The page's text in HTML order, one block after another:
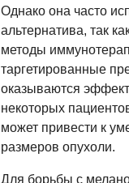
Однако она часто
альтернатива, так
методы
таргетированные
оказываются
некоторых
может привести к
размеров опухоли.
Для борьбы с